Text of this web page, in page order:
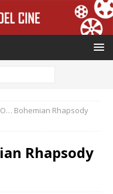
Bohemian Rhapsody
Rhapsody